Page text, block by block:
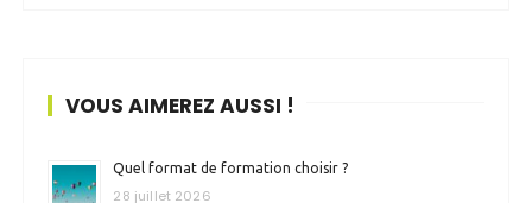
VOUS AIMEREZ AUSSI !
Quel format de formation choisir ?
28 juillet 2026